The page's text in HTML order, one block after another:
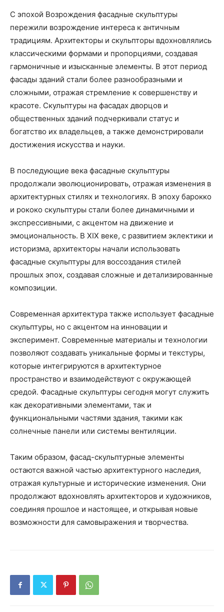
С эпохой Возрождения фасадные скульптуры
пережили возрождение интереса к античным
традициям. Архитекторы и скульпторы вдохновлялись
классическими формами и пропорциями, создавая
гармоничные и изысканные элементы. В этот период
фасады зданий стали более разнообразными и
сложными, отражая стремление к совершенству и
красоте. Скульптуры на фасадах дворцов и
общественных зданий подчеркивали статус и
богатство их владельцев, а также демонстрировали
достижения искусства и науки.
В последующие века фасадные скульптуры
продолжали эволюционировать, отражая изменения в
архитектурных стилях и технологиях. В эпоху барокко
и рококо скульптуры стали более динамичными и
экспрессивными, с акцентом на движение и
эмоциональность. В XIX веке, с развитием эклектики и
историзма, архитекторы начали использовать
фасадные скульптуры для воссоздания стилей
прошлых эпох, создавая сложные и детализированные
композиции.
Современная архитектура также использует фасадные
скульптуры, но с акцентом на инновации и
эксперимент. Современные материалы и технологии
позволяют создавать уникальные формы и текстуры,
которые интегрируются в архитектурное
пространство и взаимодействуют с окружающей
средой. Фасадные скульптуры сегодня могут служить
как декоративными элементами, так и
функциональными частями здания, такими как
солнечные панели или системы вентиляции.
Таким образом, фасад-скульптурные элементы
остаются важной частью архитектурного наследия,
отражая культурные и исторические изменения. Они
продолжают вдохновлять архитекторов и художников,
соединяя прошлое и настоящее, и открывая новые
возможности для самовыражения и творчества.